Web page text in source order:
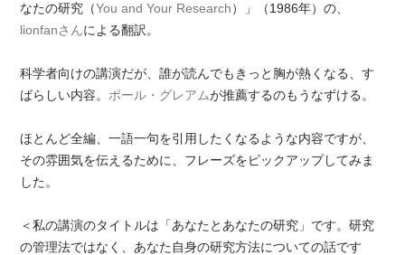
なたの研究（You and Your Research）」（1986年）の、
lionfanさんによる翻訳。
科学者向けの講演だが、誰が読んでもきっと胸が熱くなる、す
ばらしい内容。 ポール・グレアムが推薦するのもうなずける。
ほとんど全編、一語一句を引用したくなるような内容ですが、
その雰囲気を伝えるために、フレーズをピックアップしてみま
した。
＜私の講演のタイトルは「あなたとあなたの研究」です。研究
の管理法ではなく、あなた自身の研究方法についての話です